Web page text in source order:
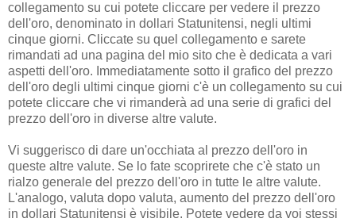
collegamento su cui potete cliccare per vedere il prezzo
dell'oro, denominato in dollari Statunitensi, negli ultimi
cinque giorni. Cliccate su quel collegamento e sarete
rimandati ad una pagina del mio sito che è dedicata a vari
aspetti dell'oro. Immediatamente sotto il grafico del prezzo
dell'oro degli ultimi cinque giorni c'è un collegamento su cui
potete cliccare che vi rimanderà ad una serie di grafici del
prezzo dell'oro in diverse altre valute.
Vi suggerisco di dare un'occhiata al prezzo dell'oro in
queste altre valute. Se lo fate scoprirete che c'è stato un
rialzo generale del prezzo dell'oro in tutte le altre valute.
L'analogo, valuta dopo valuta, aumento del prezzo dell'oro
in dollari Statunitensi è visibile. Potete vedere da voi stessi